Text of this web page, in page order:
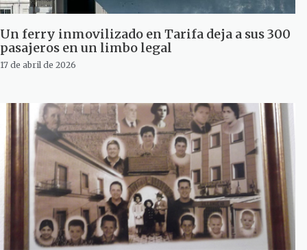
Un ferry inmovilizado en Tarifa deja a sus 300
pasajeros en un limbo legal
17 de abril de 2026